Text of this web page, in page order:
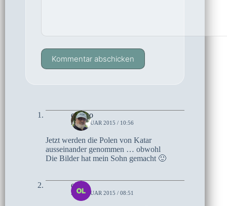
Kommentar abschicken
czoczo
29. JANUAR 2015 / 10:56
Jetzt werden die Polen von Katar
ausseinander genommen … obwohl
Die Bilder hat mein Sohn gemacht 🙂
olaf
29. JANUAR 2015 / 08:51